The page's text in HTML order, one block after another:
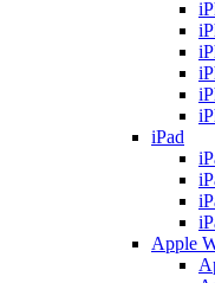
iPad
Apple